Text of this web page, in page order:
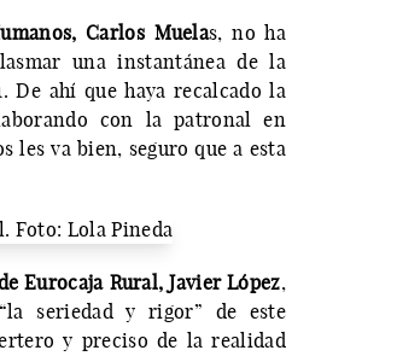
Carlos Muelas, no ha
una instantánea de la
De ahí que haya recalcado la
con la patronal en
les va bien, seguro que a esta
Eurocaja Rural, Javier López,
seriedad y rigor” de este
y preciso de la realidad